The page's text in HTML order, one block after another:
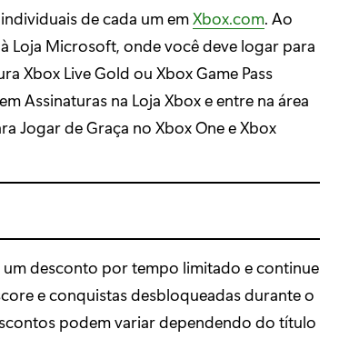
de cada um emXbox.com. Ao
Loja Microsoft, onde você deve logar para
Xbox Live Gold ou Xbox Game Pass
Assinaturas na Loja Xbox e entre na área
Jogar de Graça no Xbox One e Xbox
desconto por tempo limitado e continue
e conquistas desbloqueadas durante o
podem variar dependendo do título